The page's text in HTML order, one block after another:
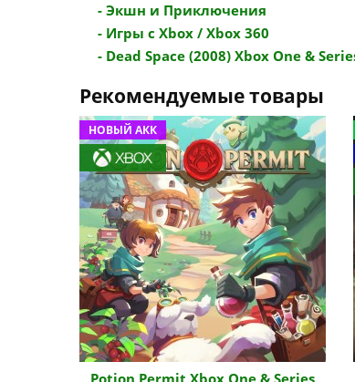
- Экшн и Приключения
- Игры с Xbox / Xbox 360
- Dead Space (2008) Xbox One &
Рекомендуемые товары
НОВЫЙ АКК
Potion Permit Xbox One & Series